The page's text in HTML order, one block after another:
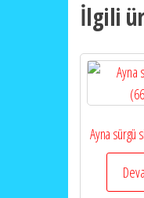
İlgili
Ayna sürgü